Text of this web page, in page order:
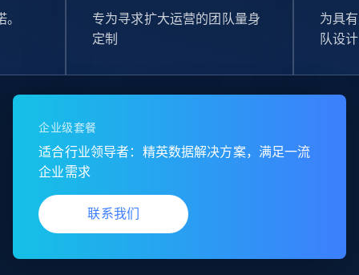
专为寻求扩大运营的团队量身
定制
为具
队设计
企业级套餐
适合行业领导者：精英数据解决方案，满足一流
企业需求
联系我们